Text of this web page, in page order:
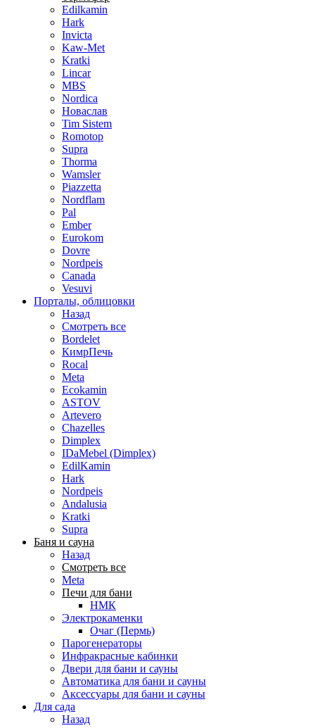
Edilkamin
Hark
Invicta
Kaw-Met
Kratki
Lincar
MBS
Nordica
Новаслав
Tim Sistem
Romotop
Supra
Thorma
Wamsler
Piazzetta
Nordflam
Pal
Ember
Eurokom
Dovre
Nordpeis
Canada
Vesuvi
Порталы, облицовки
Назад
Смотреть все
Bordelet
КимрПечь
Rocal
Meta
Ecokamin
ASTOV
Artevero
Chazelles
Dimplex
IDaMebel (Dimplex)
EdilKamin
Hark
Nordpeis
Andalusia
Kratki
Supra
Баня и сауна
Назад
Смотреть все
Meta
Печи для бани
НМК
Электрокаменки
Очаг (Пермь)
Парогенераторы
Инфракрасные кабинки
Двери для бани и сауны
Автоматика для бани и сауны
Аксессуары для бани и сауны
Для сада
Назад